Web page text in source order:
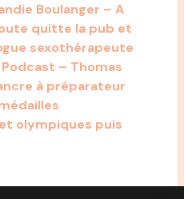
Boulanger – A
quitte la pub et
sexothérapeute
– Thomas
à préparateur
olympiques puis